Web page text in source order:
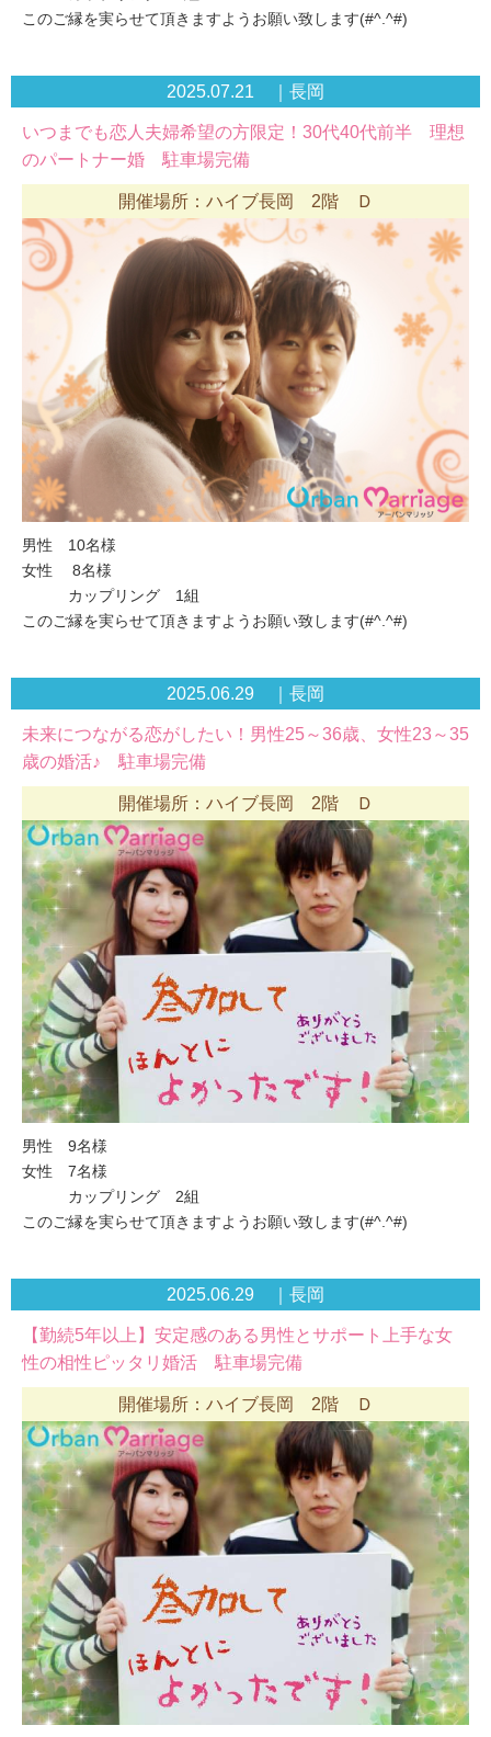
このご縁を実らせて頂きますようお願い致します(#^.^#)
2025.07.21 ｜長岡
いつまでも恋人夫婦希望の方限定！30代40代前半 理想
のパートナー婚 駐車場完備
開催場所：ハイブ長岡 2階 Ｄ
男性 10名様
女性 8名様
カップリング 1組
このご縁を実らせて頂きますようお願い致します(#^.^#)
2025.06.29 ｜長岡
未来につながる恋がしたい！男性25～36歳、女性23～35
歳の婚活♪ 駐車場完備
開催場所：ハイブ長岡 2階 Ｄ
男性 9名様
女性 7名様
カップリング 2組
このご縁を実らせて頂きますようお願い致します(#^.^#)
2025.06.29 ｜長岡
【勤続5年以上】安定感のある男性とサポート上手な女
性の相性ピッタリ婚活 駐車場完備
開催場所：ハイブ長岡 2階 Ｄ